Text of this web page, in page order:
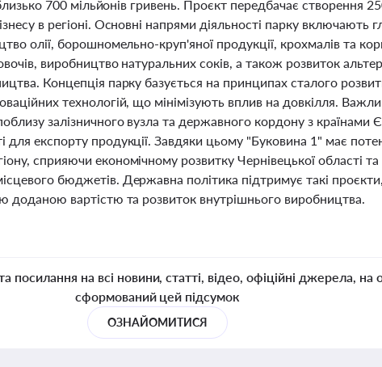
близько 700 мільйонів гривень. Проєкт передбачає створення
в регіоні. Основні напрями діяльності парку включають
олії, борошномельно-круп'яної продукції, крохмалів та
виробництво натуральних соків, а також розвиток
Концепція парку базується на принципах сталого
технологій, що мінімізують вплив на довкілля.
залізничного вузла та державного кордону з країнами
для експорту продукції. Завдяки цьому "Буковина 1" має
сприяючи економічному розвитку Чернівецької області
бюджетів. Державна політика підтримує такі проєкти,
доданою вартістю та розвиток внутрішнього виробництва.
посилання на всі новини, статті, відео, офіційні джерела, на
сформований цей підсумок
ОЗНАЙОМИТИСЯ